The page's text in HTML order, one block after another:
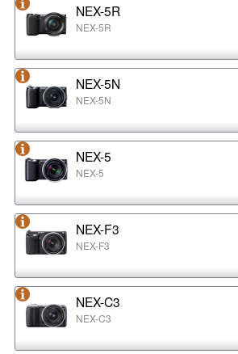
NEX-5R
NEX-5R
NEX-5N
NEX-5N
NEX-5
NEX-5
NEX-F3
NEX-F3
NEX-C3
NEX-C3